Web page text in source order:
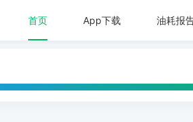
首页 App下载 油耗报